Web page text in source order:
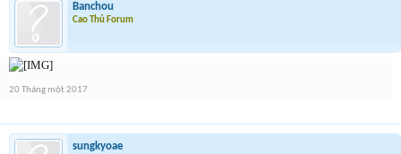
Banchou
Cao Thủ Forum
20 Tháng một 2017
sungkyoae